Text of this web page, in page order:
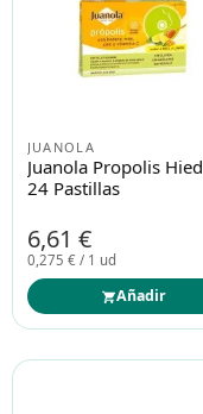
JUANOLA
Juanola Propolis
24 Pastillas
6,61 €
0,275 € / 1 ud
Añadir